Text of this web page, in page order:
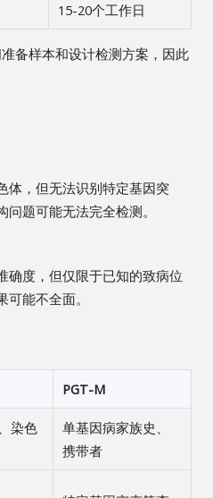
15-20个工作日
备样本和设计检测方案，因此
体，但无法识别特定基因突
题可能无法完全检测。
确度，但仅限于已知的致病位
能不全面。
PGT-M
染色
单基因病家族史、
携带者